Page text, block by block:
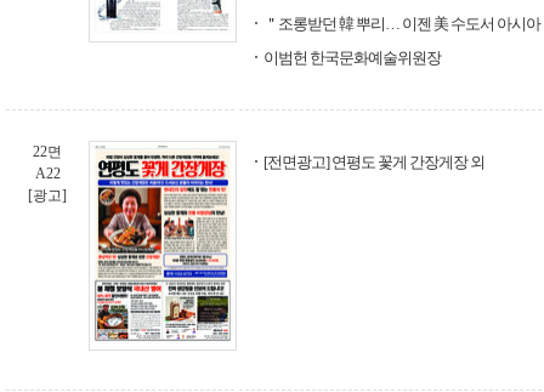
＂조롱받던 韓 뿌리… 이젠 美 수도서 아시
이범헌 한국문화예술위원장
22면
A22
[광고]
[전면광고] 연평도 꽃게 간장게장 외